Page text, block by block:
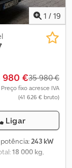
1 / 19
980 €35 980 €
Preço fixo acresce IVA
(41 626 € bruto)
Ligar
potência:243 kW
18 000 kg,
(TÜV):